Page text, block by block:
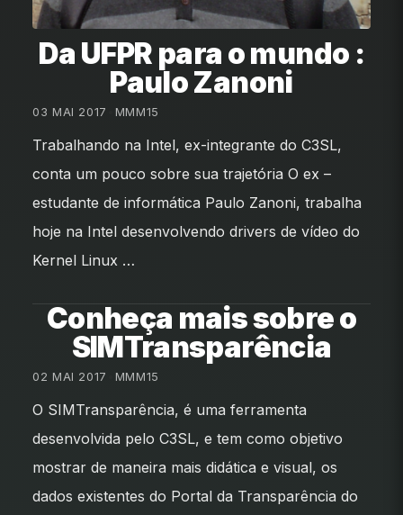
Da UFPR para o mundo :
Paulo Zanoni
03 MAI 2017 MMM15
Trabalhando na Intel, ex-integrante do C3SL,
conta um pouco sobre sua trajetória O ex –
estudante de informática Paulo Zanoni, trabalha
hoje na Intel desenvolvendo drivers de vídeo do
Kernel Linux …
Conheça mais sobre o
SIMTransparência
02 MAI 2017 MMM15
O SIMTransparência, é uma ferramenta
desenvolvida pelo C3SL, e tem como objetivo
mostrar de maneira mais didática e visual, os
dados existentes do Portal da Transparência do